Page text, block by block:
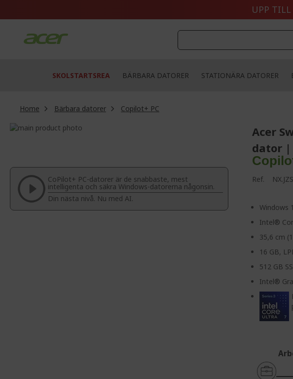
UPP TILL
SKOLSTARTSREA BÄRBARA DATORER STATIONÄRA DATORER
Home Bärbara datorer
Copilot+ PC
Skip
of
images
gallery
beginning
the
images
gallery
CoPilot+ PC-datorer är de snabbaste, mest
intelligenta och säkra Windows-datorerna någonsin.
Din nästa nivå. Nu med AI.
Acer
dator |
Ref.
Windows
Intel®
35,6 cm
16 GB,
512 GB
Intel®